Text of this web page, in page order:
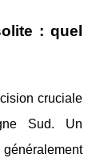
: quel
cruciale
Sud. Un